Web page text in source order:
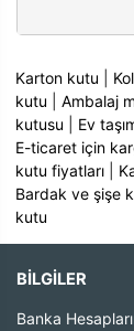
Karton kutu
kutu |Ambalaj
kutusu
Ev
E-ticaret için
kutu fiyatları
Bardak ve şişe
kutu
BİLGİLER
Banka